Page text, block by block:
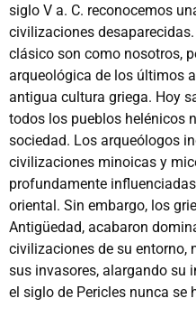
siglo V a. C. reconocemos
civilizaciones
clásico son como nosotros,
arqueológica de los últimos
antigua cultura griega. Hoy
todos los pueblos helénicos
sociedad. Los arqueólogos
civilizaciones minoicas y
profundamente
oriental. Sin embargo, los
Antigüedad, acabaron
civilizaciones de su entorno,
sus invasores, alargando su
el siglo de Pericles nunca se